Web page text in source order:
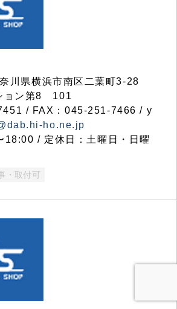
川県横浜市南区二葉町3-28
ョン第8 101
/ FAX：045-251-7466 / y
ho.ne.jp
18:00 / 定休日：土曜日・日曜
・取付可